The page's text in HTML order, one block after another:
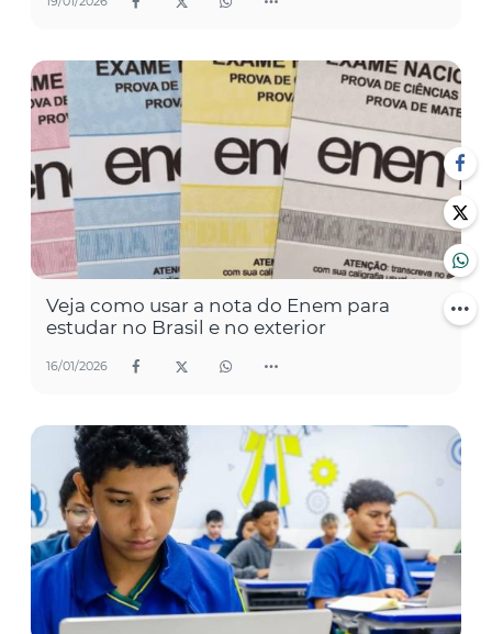
Veja como usar a nota do Enem para
estudar no Brasil e no exterior
16/01/2026